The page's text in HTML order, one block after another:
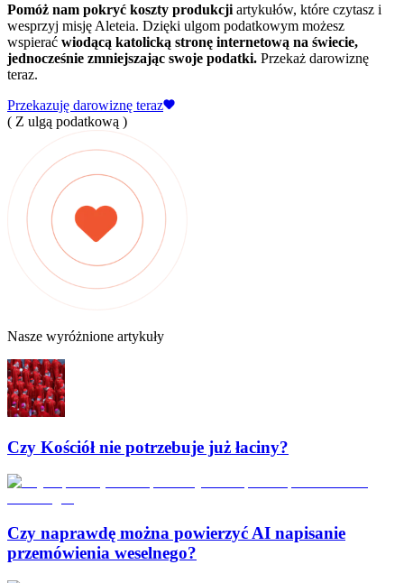
Pomóż nam pokryć koszty produkcji artykułów, które czytasz i
wesprzyj misję Aleteia. Dzięki ulgom podatkowym możesz
wspierać wiodącą katolicką stronę internetową na świecie,
jednocześnie zmniejszając swoje podatki. Przekaż darowiznę
teraz.
Przekazuję darowiznę teraz
( Z ulgą podatkową )
Nasze wyróżnione artykuły
Czy Kościół nie potrzebuje już łaciny?
Czy naprawdę można powierzyć AI napisanie
przemówienia weselnego?